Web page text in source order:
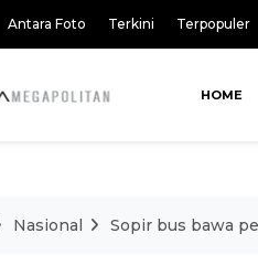
Antara Foto Terkini Terpopuler
HOME
Nasional Sopir bus bawa